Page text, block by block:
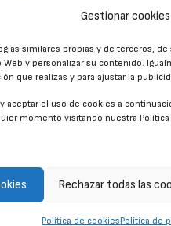
Gestionar cookies
similares propias y de terceros,
y personalizar su contenido.
que realizas y para ajustar la
aceptar el uso de cookies a
momento visitando nuestra
Rechazar todas las
Política de cookiesPolítica de